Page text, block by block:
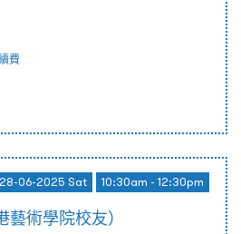
費
06-2025 Sat 10:30am - 12:30pm
藝術學院校友）